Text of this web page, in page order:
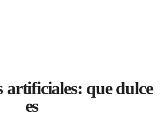
artificiales: que dulce
es